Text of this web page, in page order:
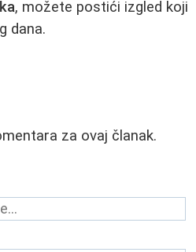
, možete postići izgled koji
dana.
za ovaj članak.